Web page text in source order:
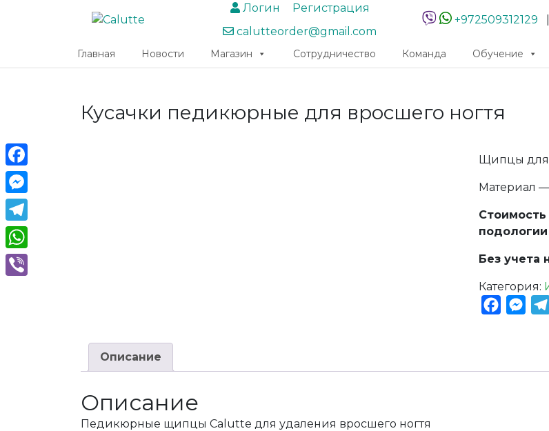
Логин
Регистрация
calutteorder@gmail.com
+972509312129
Главная Новости Магазин Сотрудничество Команда Обучение
Кусачки педикюрные для вросшего ногтя
Щипцы для
Материал —
подологии
Без учета
Категория:
Facebook
Описание
Описание
Педикюрные щипцы Calutte для удаления вросшего ногтя
Facebook
Messenger
Telegram
WhatsApp